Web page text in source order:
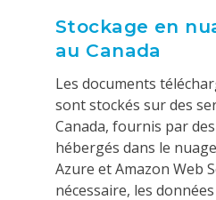
Stockage en
au Canada
Les documents
sont stockés sur des
Canada, fournis par
hébergés dans le
Azure et Amazon Web
nécessaire, les